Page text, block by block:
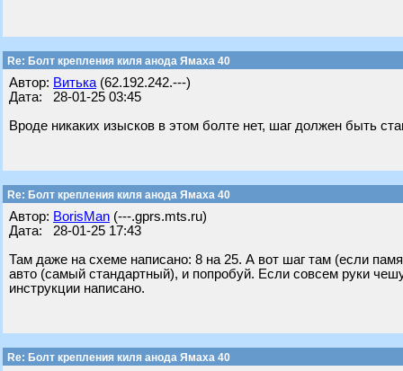
Re: Болт крепления киля анода Ямаха 40
Автор: Витька (62.192.242.---)
Дата: 28-01-25 03:45
Вроде никаких изысков в этом болте нет, шаг должен быть
Re: Болт крепления киля анода Ямаха 40
Автор: BorisMan (---.gprs.mts.ru)
Дата: 28-01-25 17:43
Там даже на схеме написано: 8 на 25. А вот шаг там (если
авто (самый стандартный), и попробуй. Если совсем руки
инструкции написано.
Re: Болт крепления киля анода Ямаха 40